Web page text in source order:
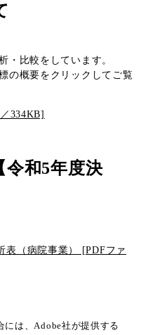
比較をしています。
の概要をクリックしてご覧
334KB]
令和5年度決
（病院事業） [PDFファ
には、Adobe社が提供する